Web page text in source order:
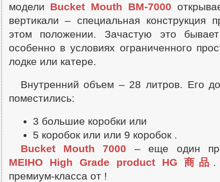
модели Bucket Mouth BM-7000
вертикали – специальная конструкция
этом положении. Зачастую это
особенно в условиях ограниченного
лодке или катере.
Внутренний объем – 28 литров. Его
поместились:
3 большие коробки или
5 коробок или или 9 коробок .
Bucket Mouth 7000 – еще один
MEIHO High Grade product HG 商品
премиум-класса от !